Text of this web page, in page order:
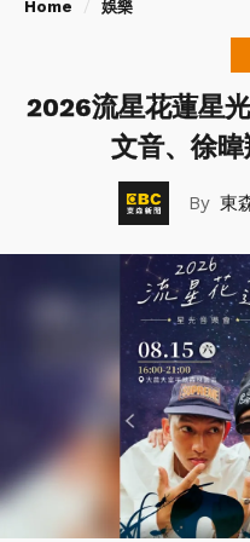
Home 娛樂
2026流星花蓮星
文音、徐
東